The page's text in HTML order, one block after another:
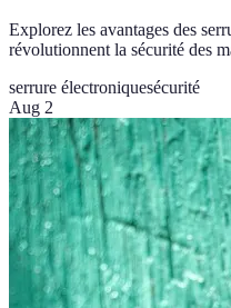
Explorez les avantages des
révolutionnent la sécurité des
serrure électroniquesécurité
Aug 2